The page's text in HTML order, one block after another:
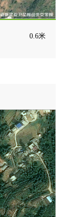
0.6米